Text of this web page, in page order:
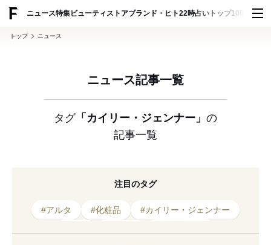
ニュース特集ビューティ ストアブランド・ヒト22時占い トップ100 スナッ
トップ ニュース
ニュース記事一覧
タグ「カイリー・ジェンナー」 の
記事一覧
注目のタグ
#アルタ #化粧品
#カイリー・ジェンナー